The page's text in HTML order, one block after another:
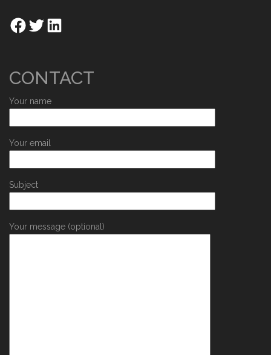
CONTACT
Your name
Your email
Subject
Your message (optional)